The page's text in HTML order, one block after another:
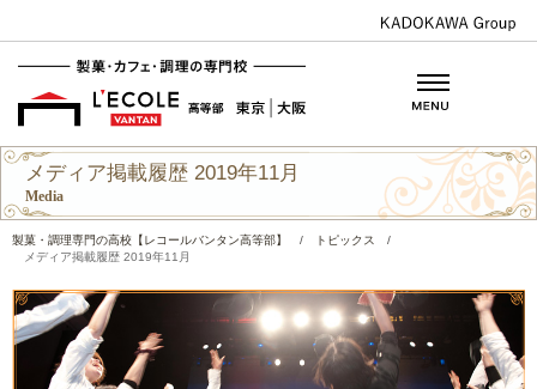
メディア掲載履歴 2019年11月
Media
製菓・調理専門の高校【レコールバンタン高等部】 / トピックス
/
メディア掲載履歴 2019年11月